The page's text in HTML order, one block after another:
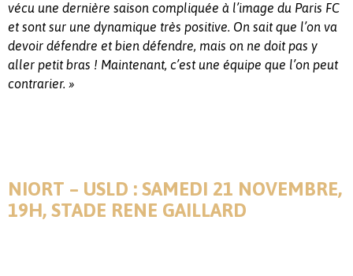
vécu une dernière saison compliquée à l’image du Paris FC
et sont sur une dynamique très positive. On sait que l’on va
devoir défendre et bien défendre, mais on ne doit pas y
aller petit bras ! Maintenant, c’est une équipe que l’on peut
contrarier. »
NIORT – USLD : SAMEDI 21 NOVEMBRE,
19H, STADE RENE GAILLARD